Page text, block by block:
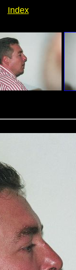
Index